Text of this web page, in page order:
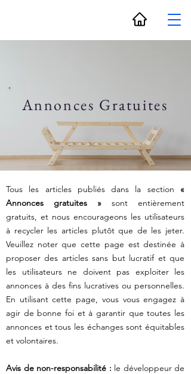
Annonces Gratuites
Tous les articles publiés dans la section «
Annonces gratuites » sont entièrement
gratuits, et nous encourageons les utilisateurs
à recycler les articles plutôt que de les jeter.
Veuillez noter que cette page est destinée à
proposer des articles sans but lucratif et que
les utilisateurs ne doivent pas exploiter les
annonces à des fins lucratives ou personnelles.
En utilisant cette page, vous vous engagez à
agir de bonne foi et à garantir que toutes les
annonces et tous les échanges sont équitables
et volontaires.
Avis de non-responsabilité : le développeur de